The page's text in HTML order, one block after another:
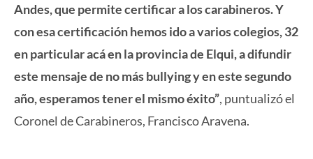
Andes, que permite certificar a los carabineros. Y
con esa certificación hemos ido a varios colegios, 32
en particular acá en la provincia de Elqui, a difundir
este mensaje de no más bullying y en este segundo
año, esperamos tener el mismo éxito”, puntualizó el
Coronel de Carabineros, Francisco Aravena.